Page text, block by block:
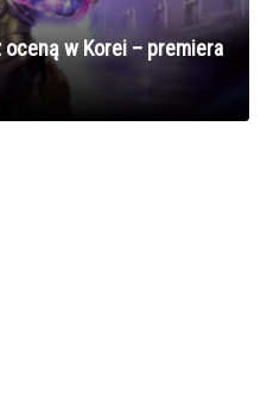
w Korei – premiera